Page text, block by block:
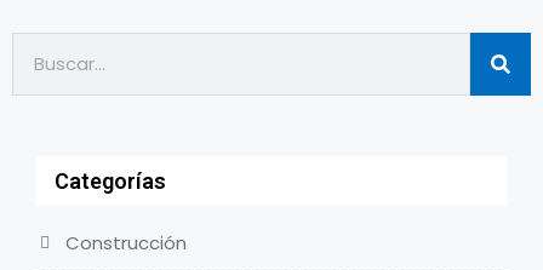
Categorías
Construcción